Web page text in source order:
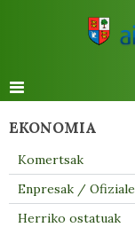
EKONOMIA
Komertsak
Enpresak /
Herriko ostatuak